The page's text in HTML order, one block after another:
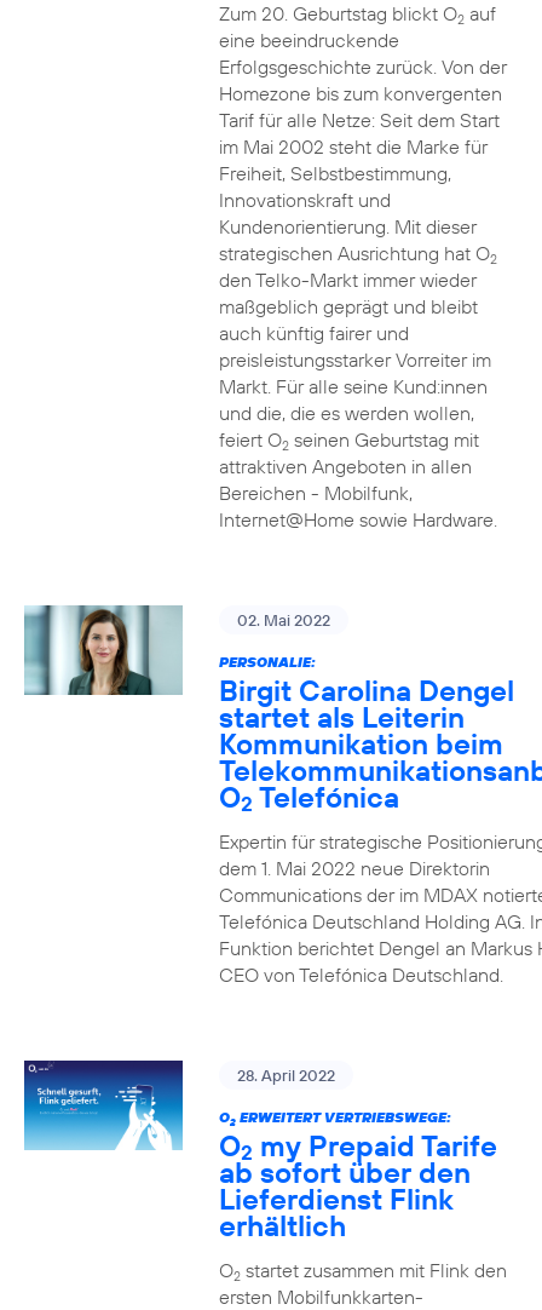
Zum 20. Geburtstag blickt O2auf
eine beeindruckende
Erfolgsgeschichte zurück. Von der
Homezone bis zum konvergenten
Tarif für alle Netze: Seit dem Start
im Mai 2002 steht die Marke für
Freiheit, Selbstbestimmung,
Innovationskraft und
Kundenorientierung. Mit dieser
strategischen Ausrichtung hat O2
den Telko-Markt immer wieder
maßgeblich geprägt und bleibt
auch künftig fairer und
preisleistungsstarker Vorreiter im
Markt. Für alle seine Kund:innen
und die, die es werden wollen,
feiert O2seinen Geburtstag mit
attraktiven Angeboten in allen
Bereichen - Mobilfunk,
Internet@Home sowie Hardware.
02. Mai 2022
PERSONALIE:
Birgit Carolina Dengel
startet als Leiterin
Kommunikation beim
O2 Telefónica
Expertin für strategische
dem 1. Mai 2022 neue Direktorin
Communications der im MDAX
Telefónica Deutschland Holding AG.
Funktion berichtet Dengel an Markus
CEO von Telefónica Deutschland.
28. April 2022
O2ERWEITERT VERTRIEBSWEGE:
O2 my Prepaid Tarife
ab sofort über den
Lieferdienst Flink
erhältlich
O2startet zusammen mit Flink den
ersten Mobilfunkkarten-